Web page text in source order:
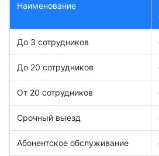
Наименование
До 3 сотрудников
До 20 сотрудников
От 20 сотрудников
Срочный выезд
Абонентское обслуживание